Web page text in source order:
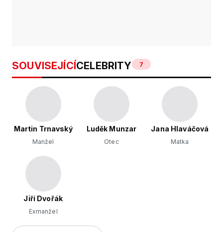
SOUVISEJÍCÍCELEBRITY 7
Martin Trnavský
Manžel
Luděk Munzar
Otec
Jana Hlaváčová
Matka
Jiří Dvořák
Exmanžel